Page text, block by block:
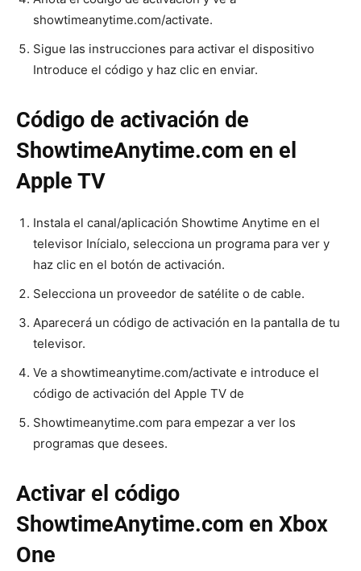
showtimeanytime.com/activate.
Sigue las instrucciones para activar el dispositivo
Introduce el código y haz clic en enviar.
Código de activación de
ShowtimeAnytime.com en el
Apple TV
Instala el canal/aplicación Showtime Anytime en el
televisor Inícialo, selecciona un programa para ver y
haz clic en el botón de activación.
Selecciona un proveedor de satélite o de cable.
Aparecerá un código de activación en la pantalla de tu
televisor.
Ve a showtimeanytime.com/activate e introduce el
código de activación del Apple TV de
Showtimeanytime.com para empezar a ver los
programas que desees.
Activar el código
ShowtimeAnytime.com en Xbox
One